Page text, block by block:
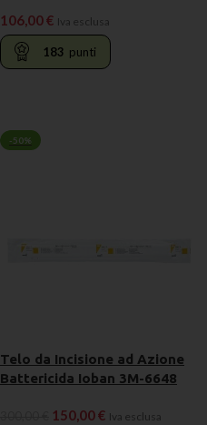
106,00€ Iva esclusa
183 punti
-50%
Telo da Incisione ad Azione
Battericida Ioban 3M-6648
150,00€ Iva esclusa